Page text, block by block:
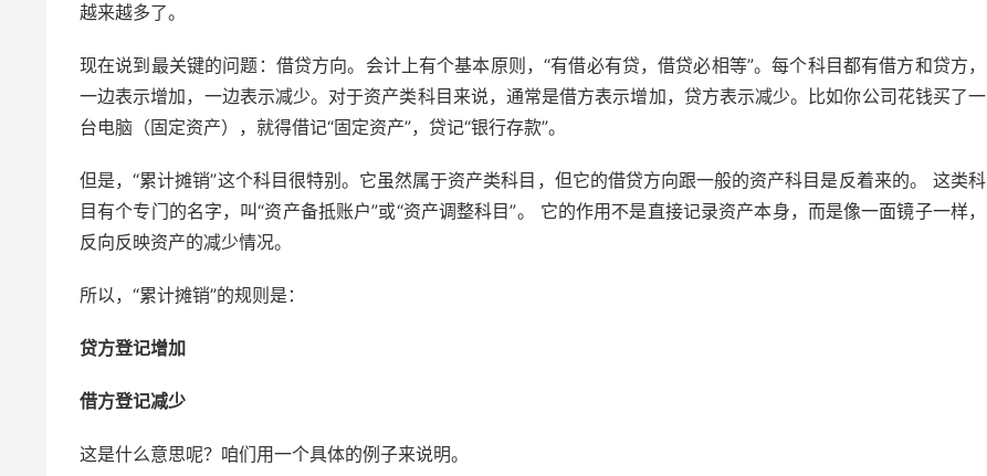
越来越多了。
现在说到最关键的问题：借贷方向。会计上有个基本原则，“有借必有贷，借贷必相等”。每个科目都有借方和贷方，
一边表示增加，一边表示减少。对于资产类科目来说，通常是借方表示增加，贷方表示减少。比如你公司花钱买了一
台电脑（固定资产），就得借记“固定资产”，贷记“银行存款”。
但是，“累计摊销”这个科目很特别。它虽然属于资产类科目，但它的借贷方向跟一般的资产科目是反着来的。 这类科
目有个专门的名字，叫“资产备抵账户”或“资产调整科目”。 它的作用不是直接记录资产本身，而是像一面镜子一样，
反向反映资产的减少情况。
所以，“累计摊销”的规则是：
贷方登记增加
借方登记减少
这是什么意思呢？咱们用一个具体的例子来说明。